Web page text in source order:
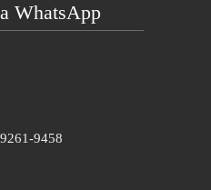
WhatsApp
9458